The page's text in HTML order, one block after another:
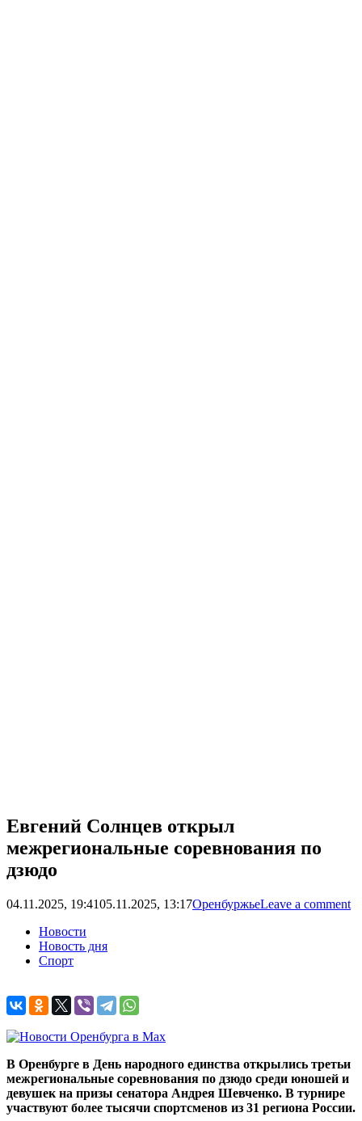
Евгений Солнцев открыл
межрегиональные соревнования по
дзюдо
04.11.2025, 19:4105.11.2025, 13:17ОренбуржьеLeave a comment
Новости
Новость дня
Спорт
В Оренбурге в День народного единства открылись третьи
межрегиональные соревнования по дзюдо среди юношей и
девушек на призы сенатора Андрея Шевченко. В турнире
участвуют более тысячи спортсменов из 31 региона России.